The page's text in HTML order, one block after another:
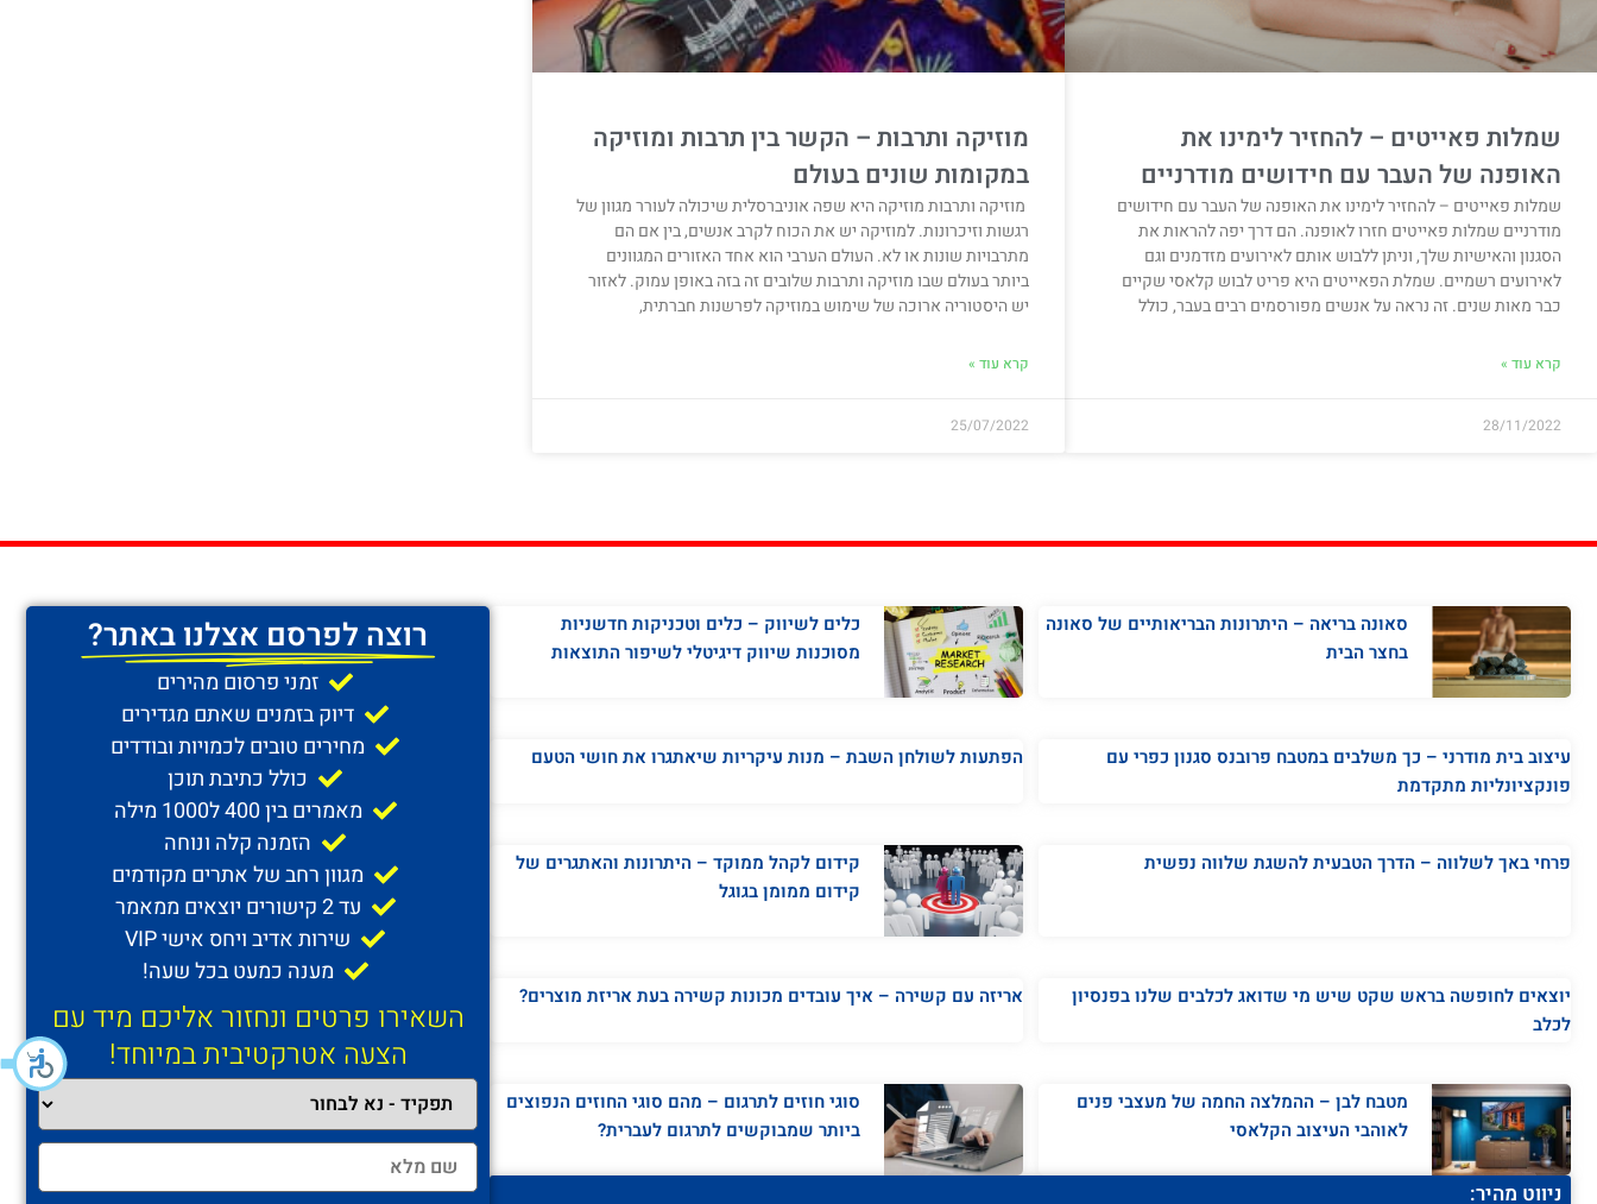
שמלות פאייטים – להחזיר לימינו את
האופנה של העבר עם חידושים מודרניים
שמלות פאייטים – להחזיר לימינו את האופנה של העבר עם חידושים
מודרניים שמלות פאייטים חזרו לאופנה. הם דרך יפה להראות את
הסגנון והאישיות שלך, וניתן ללבוש אותם לאירועים מזדמנים וגם
לאירועים רשמיים. שמלת הפאייטים היא פריט לבוש קלאסי שקיים
כבר מאות שנים. זה נראה על אנשים מפורסמים רבים בעבר, כולל
קרא עוד »
28/11/2022
מוזיקה ותרבות – הקשר בין תרבות ומוזיקה
במקומות שונים בעולם
מוזיקה ותרבות מוזיקה היא שפה אוניברסלית שיכולה לעורר מגוון של
רגשות וזיכרונות. למוזיקה יש את הכוח לקרב אנשים, בין אם הם
מתרבויות שונות או לא. העולם הערבי הוא אחד האזורים המגוונים
ביותר בעולם שבו מוזיקה ותרבות שלובים זה בזה באופן עמוק. לאזור
יש היסטוריה ארוכה של שימוש במוזיקה לפרשנות חברתית,
קרא עוד »
25/07/2022
סאונה בריאה – היתרונות הבריאותיים של סאונה
בחצר הבית
כלים לשיווק – כלים וטכניקות חדשניות
מסוכנות שיווק דיגיטלי לשיפור התוצאות
עיצוב בית מודרני – כך משלבים במטבח פרובנס סגנון כפרי עם
פונקציונליות מתקדמת
הפתעות לשולחן השבת – מנות עיקריות שיאתגרו את חושי הטעם
פרחי באך לשלווה – הדרך הטבעית להשגת שלווה נפשית
קידום לקהל ממוקד – היתרונות והאתגרים של
קידום ממומן בגוגל
יוצאים לחופשה בראש שקט שיש מי שדואג לכלבים שלנו בפנסיון
לכלב
אריזה עם קשירה – איך עובדים מכונות קשירה בעת אריזת מוצרים?
מטבח לבן – ההמלצה החמה של מעצבי פנים
לאוהבי העיצוב הקלאסי
סוגי חוזים לתרגום – מהם סוגי החוזים הנפוצים
ביותר שמבוקשים לתרגום לעברית?
ניווט מהיר:
רוצה לפרסם אצלנו באתר?
זמני פרסום מהירים
דיוק בזמנים שאתם מגדירים
מחירים טובים לכמויות ובודדים
כולל כתיבת תוכן
מאמרים בין 400 ל1000 מילה
הזמנה קלה ונוחה
מגוון רחב של אתרים מקודמים
עד 2 קישורים יוצאים ממאמר
שירות אדיב ויחס אישי VIP
מענה כמעט בכל שעה!
השאירו פרטים ונחזור אליכם מיד עם
הצעה אטרקטיבית במיוחד!